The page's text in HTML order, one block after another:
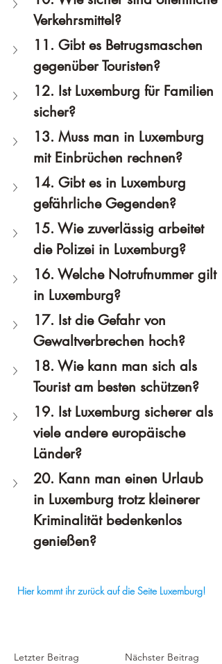
Verkehrsmittel?
11. Gibt es Betrugsmaschen
gegenüber Touristen?
12. Ist Luxemburg für Familien
sicher?
13. Muss man in Luxemburg
mit Einbrüchen rechnen?
14. Gibt es in Luxemburg
gefährliche Gegenden?
15. Wie zuverlässig arbeitet
die Polizei in Luxemburg?
16. Welche Notrufnummer gilt
in Luxemburg?
17. Ist die Gefahr von
Gewaltverbrechen hoch?
18. Wie kann man sich als
Tourist am besten schützen?
19. Ist Luxemburg sicherer als
viele andere europäische
Länder?
20. Kann man einen Urlaub
in Luxemburg trotz kleinerer
Kriminalität bedenkenlos
genießen?
Hier kommt ihr zurück auf die Seite Luxemburg!
Letzter Beitrag Nächster Beitrag